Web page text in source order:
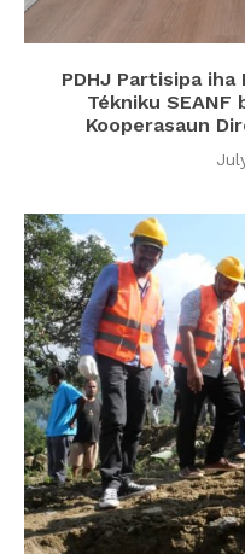
PDHJ Partisipa
Tékniku SEANF
Kooperasaun